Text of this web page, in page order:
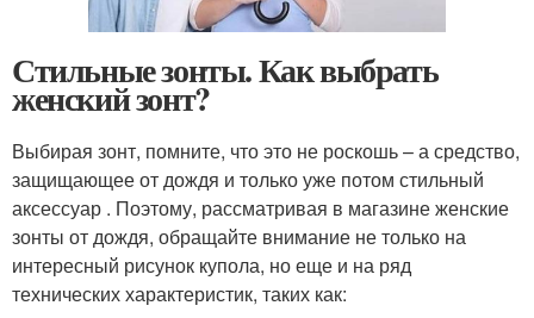
Стильные зонты. Как выбрать
женский зонт?
Выбирая зонт, помните, что это не роскошь – а средство,
защищающее от дождя и только уже потом стильный
аксессуар . Поэтому, рассматривая в магазине женские
зонты от дождя, обращайте внимание не только на
интересный рисунок купола, но еще и на ряд
технических характеристик, таких как: